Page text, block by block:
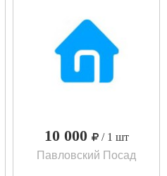
10 000
/ 1 шт
Павловский Посад